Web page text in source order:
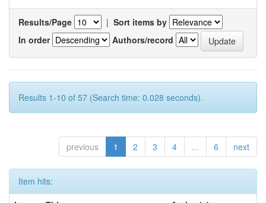
Results/Page | Sort items by
In order
Authors/record
Results 1-10 of 57 (Search time: 0.028 seconds).
previous 1 2 3 4 ... 6 next
Item hits: